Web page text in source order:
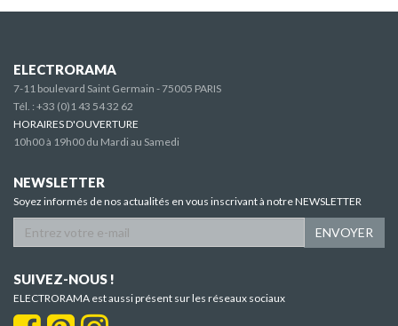
ELECTRORAMA
7-11 boulevard Saint Germain - 75005 PARIS
Tél. : +33 (0)1 43 54 32 62
HORAIRES D'OUVERTURE
10h00 à 19h00 du Mardi au Samedi
NEWSLETTER
Soyez informés de nos actualités en vous inscrivant à notre NEWSLETTER
ENVOYER
SUIVEZ-NOUS !
ELECTRORAMA est aussi présent sur les réseaux sociaux